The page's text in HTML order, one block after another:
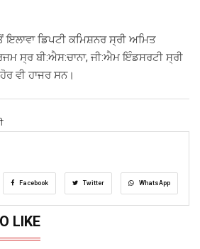
ਡਿਪਟੀ ਕਮਿਸ਼ਨਰ ਸ੍ਰੀ ਅਮਿਤ
ਸ੍ਰ ਬੀ:ਐਸ:ਚਾਨਾ, ਜੀ:ਐਮ ਇੰਡਸਰਟੀ ਸ੍ਰੀ
ਵੀ ਹਾਜਰ ਸਨ।
Facebook Twitter WhatsApp
LIKE